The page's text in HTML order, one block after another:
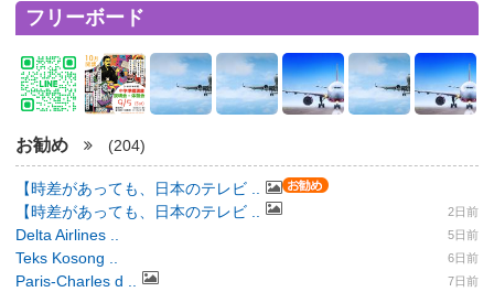
フリーボード
お勧め (204)
【時差があっても、日本のテレビ ..
【時差があっても、日本のテレビ ..
2日前
Delta Airlines .. 5日前
Teks Kosong .. 6日前
Paris-Charles d .. 7日前